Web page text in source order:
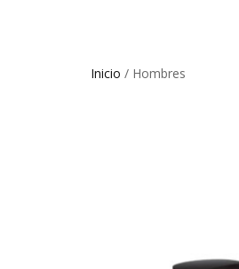
Inicio / Hombres